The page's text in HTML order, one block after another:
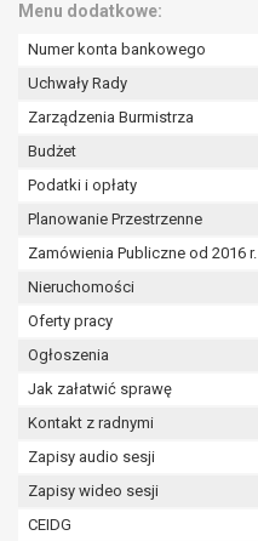
Menu dodatkowe:
Numer konta bankowego
Uchwały Rady
Zarządzenia Burmistrza
Budżet
Podatki i opłaty
Planowanie Przestrzenne
Zamówienia Publiczne od 2016 r.
Nieruchomości
Oferty pracy
Ogłoszenia
Jak załatwić sprawę
Kontakt z radnymi
Zapisy audio sesji
Zapisy wideo sesji
CEIDG